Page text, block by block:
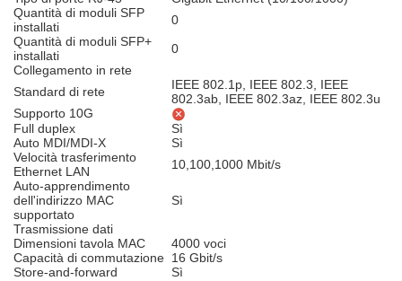
Quantità di moduli SFP
installati
0
Quantità di moduli SFP+
installati
0
Collegamento in rete
Standard di rete
IEEE 802.1p, IEEE 802.3, IEEE
802.3ab, IEEE 802.3az, IEEE 802.3u
Supporto 10G
Full duplex
Sì
Auto MDI/MDI-X
Sì
Velocità trasferimento
Ethernet LAN
10,100,1000 Mbit/s
Auto-apprendimento
dell'indirizzo MAC
supportato
Sì
Trasmissione dati
Dimensioni tavola MAC
4000 voci
Capacità di commutazione 16 Gbit/s
Store-and-forward
Sì